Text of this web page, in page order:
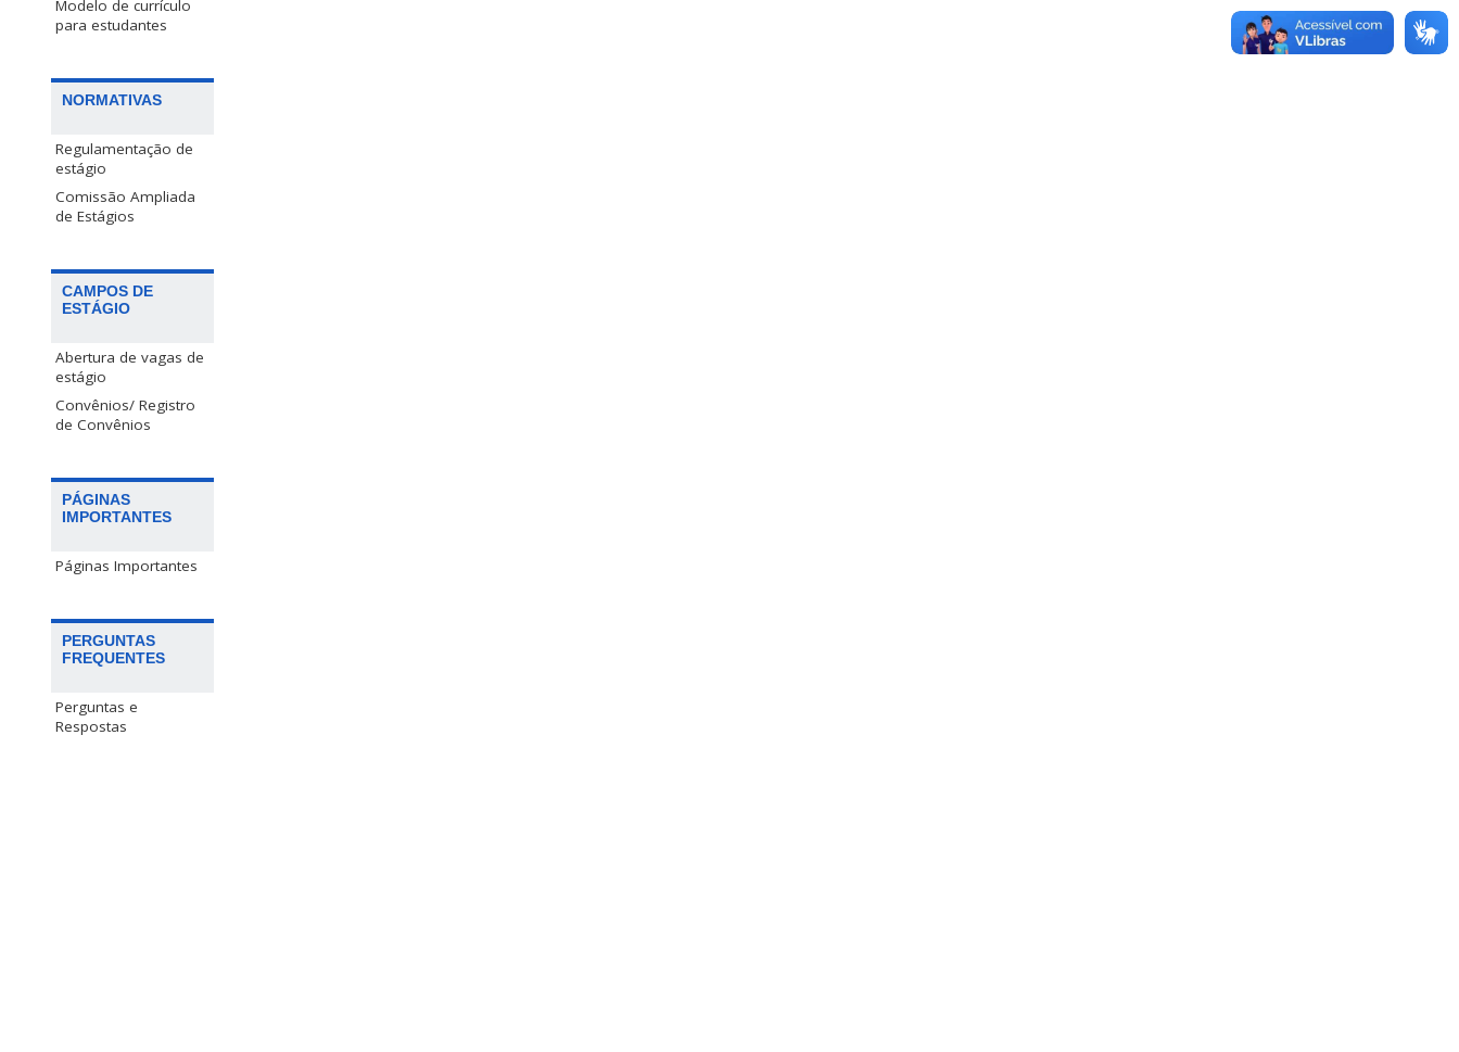
Modelo de currículo
para estudantes
NORMATIVAS
Regulamentação de
estágio
Comissão Ampliada
de Estágios
CAMPOS DE
ESTÁGIO
Abertura de vagas de
estágio
Convênios/ Registro
de Convênios
PÁGINAS
IMPORTANTES
Páginas Importantes
PERGUNTAS
FREQUENTES
Perguntas e
Respostas